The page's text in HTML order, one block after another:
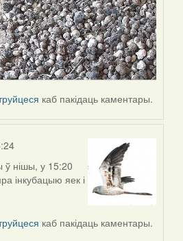
каб пакідаць каментары.
ў нішы, у 15:20
інкубацыю яек і
каб пакідаць каментары.